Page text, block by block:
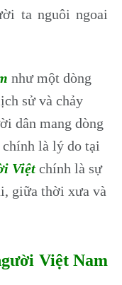
ta nguôi ngoai
như một dòng
sử và chảy
dân mang dòng
là lý do tại
Việt chính là sự
giữa thời xưa và
Việt Nam